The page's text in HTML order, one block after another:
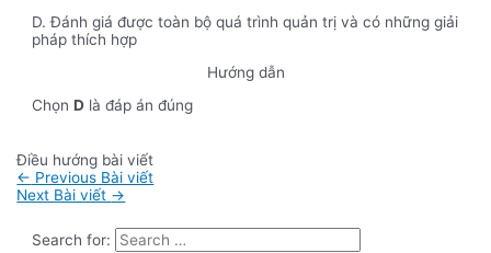
D. Đánh giá được toàn bộ quá trình quản trị và có những giải
pháp thích hợp
Hướng dẫn
ChọnD là đáp án đúng
Điều hướng bài viết
← Previous Bài viết
Next Bài viết →
Search for: